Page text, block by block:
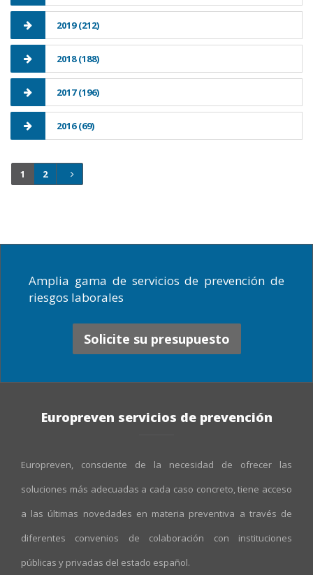
2019 (212)
2018 (188)
2017 (196)
2016 (69)
1 2
Amplia gama de servicios de prevención de
riesgos laborales
Solicite su presupuesto
Europreven servicios de prevención
Europreven, consciente de la necesidad de ofrecer las
soluciones más adecuadas a cada caso concreto, tiene acceso
a las últimas novedades en materia preventiva a través de
diferentes convenios de colaboración con instituciones
públicas y privadas del estado español.